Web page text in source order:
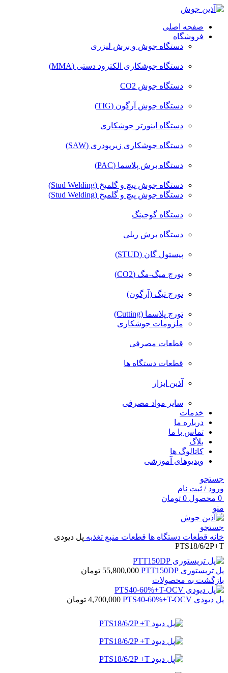
صفحه اصلی
فروشگاه
دستگاه جوش و برش لیزری
دستگاه جوشکاری الکترود دستی (MMA)
دستگاه جوش CO2
دستگاه جوش آرگون (TIG)
دستگاه اینورتر جوشکاری
دستگاه جوشکاری زیرپودری (SAW)
دستگاه برش پلاسما (PAC)
دستگاه جوش پیچ و گلمیخ (Stud Welding)
دستگاه جوش پیچ و گلمیخ (Stud Welding)
دستگاه گوجینگ
دستگاه برش ریلی
پیستول گان (STUD)
تورچ میگ-مگ (CO2)
تورچ تیگ (آرگون)
تورچ پلاسما (Cutting)
ملزومات جوشکاری
قطعات مصرفی
قطعات دستگاه ها
آذین ابزار
سایر مواد مصرفی
خدمات
درباره ما
تماس با ما
بلاگ
کاتالوگ ها
ویدیوهای آموزشی
جستجو
ورود / ثبت نام
0 محصول 0 تومان
منو
جستجو
خانه قطعات دستگاه ها قطعات منبع تغذیه پل دیودی
PTS18/6/2P+T
پل تریستوری PTT150DP 55,800,000 تومان
بازگشت به محصولات
پل دیودی PTS40-60%+T-OCV 4,700,000 تومان